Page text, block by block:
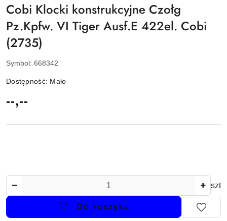
Cobi Klocki konstrukcyjne Czołg
Pz.Kpfw. VI Tiger Ausf.E 422el. Cobi
(2735)
Symbol: 668342
Dostępność: Mało
cena:
--,--
szt
Do koszyka